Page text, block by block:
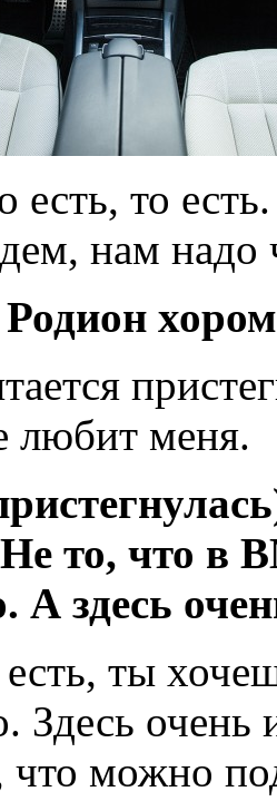
есть, то
нам надо
любит меня.
то, что в
А здесь
ты
Здесь очень
что можно